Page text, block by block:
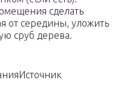
сделать
от середины, уложить
сруб дерева.